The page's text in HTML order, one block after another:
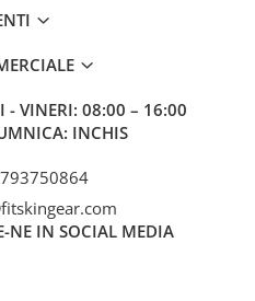
- VINERI: 08:00 – 16:00
INCHIS
NE IN SOCIAL MEDIA